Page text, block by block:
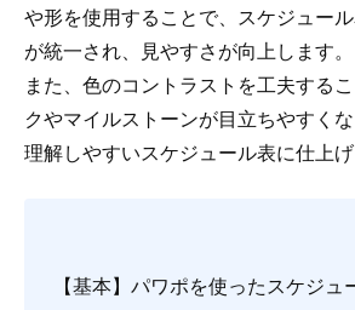
や形を使用することで、スケジュー
が統一され、見やすさが向上します。
また、色のコントラストを工夫する
クやマイルストーンが目立ちやすく
理解しやすいスケジュール表に仕上げ
【基本】パワポを使ったスケジュ